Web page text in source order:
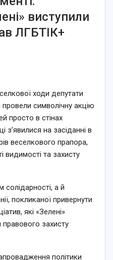
виступили
ЛГБТІК+
ходи депутати
провели символічну акцію
просто в стінах
з’явилися на засіданні в
веселкового прапора,
видимості та захисту
а й
покликаної привернути
які «Зелені»
захисту
політики